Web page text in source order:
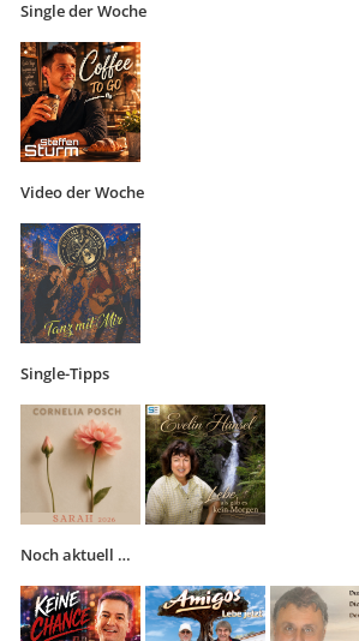
Single der Woche
Video der Woche
Single-Tipps
Noch aktuell …